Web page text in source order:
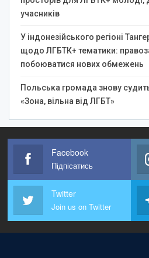
учасників
У індонезійського регіоні
щодо ЛГБТК+ тематики:
побоюватися нових обмежень
Польська громада знову
«Зона, вільна від ЛГБТ»
Facebook
Підпісатись
Twitter
Join us on Twitter